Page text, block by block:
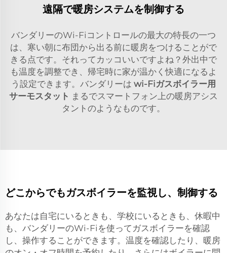
遠隔で暖房システムを制御する
バンダリーのWi-Fiコントロールの最大の特長の一つ
は、寒い朝に布団から出る前に暖房をつけることがで
きる点です。それってカッコいいですよね？外出中で
も温度を調整でき、帰宅時に家が温かく快適になるよ
う設定できます。バンダリーは wi-Fiガスボイラー用
サーモスタット まるでスマートフォン上の暖房アシス
タントのようなものです。
どこからでもガスボイラーを監視し、制御する
あなたは自宅にいるときも、学校にいるときも、休暇中
も、バンダリーのWi-Fiを使ってガスボイラーを確認
し、操作することができます。温度を確認したり、暖房